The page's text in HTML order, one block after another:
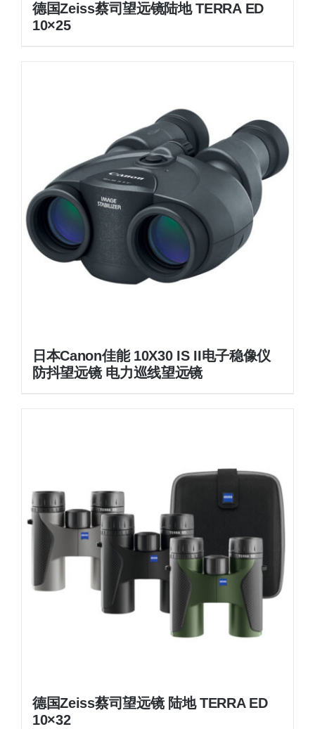
德国Zeiss蔡司望远镜陆地 TERRA ED
10×25
日本Canon佳能 10X30 IS II电子稳像仪
防抖望远镜 电力巡线望远镜
德国Zeiss蔡司望远镜 陆地 TERRA ED
10×32